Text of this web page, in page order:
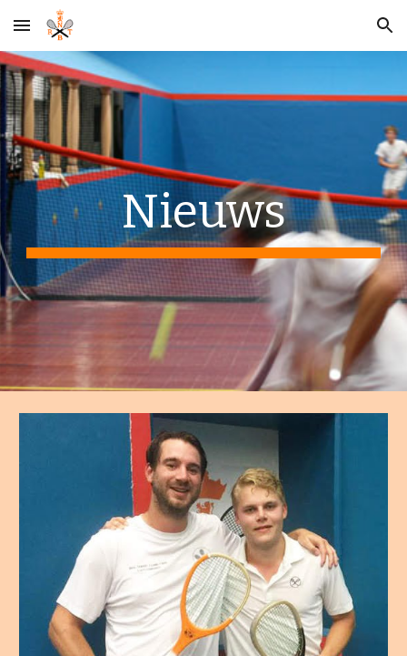
Skip to main content Skip to navigation
Nieuws